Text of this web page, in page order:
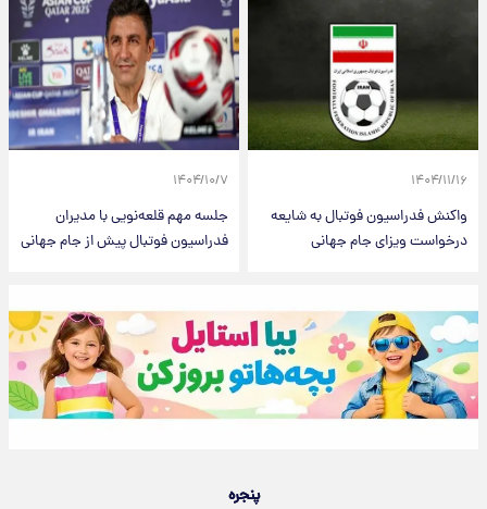
۱۴۰۴/۱۱/۱۶
واکنش فدراسیون فوتبال به شایعه
درخواست ویزای جام جهانی
۱۴۰۴/۱۰/۷
جلسه مهم قلعه‌نویی با مدیران
فدراسیون فوتبال پیش از جام جهانی
پنجره